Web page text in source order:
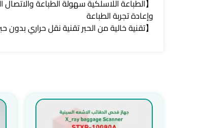
وإعادة تجربة الطباعة
【تقنية خالية من الحبر تقنية نقل حراري